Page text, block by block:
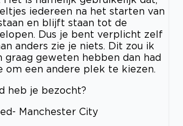
iedereen na het starten van
en blijft staan tot de
Dus je bent verplicht zelf
anders zie je niets. Dit zou ik
graag geweten hebben dan had
om een andere plek te kiezen.
heb je bezocht?
Manchester City